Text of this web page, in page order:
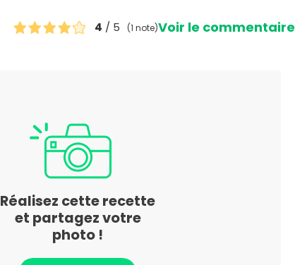
4 / 5 (1 note)Voir le commentaire
Réalisez cette recette
et partagez votre
photo !